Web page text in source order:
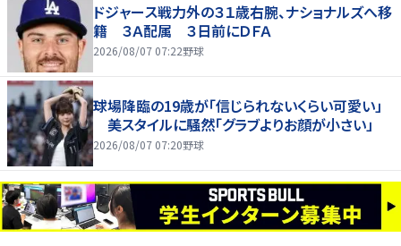
ドジャース戦力外の３１歳右腕、ナショナルズへ移
籍 ３Ａ配属 ３日前にＤＦＡ
2026/08/07 07:22野球
球場降臨の19歳が「信じられないくらい可愛い」
美スタイルに騒然「グラブよりお顔が小さい」
2026/08/07 07:20野球